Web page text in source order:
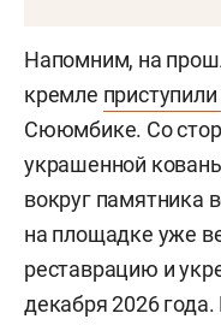
Напомним, на
кремле приступили
Сююмбике. Со
украшенной
вокруг памятника
на площадке уже
реставрацию и
декабря 2026